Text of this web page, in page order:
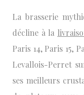
La brasserie
décline à la
Paris 14, Paris 15,
Levallois-Perret
ses meilleurs